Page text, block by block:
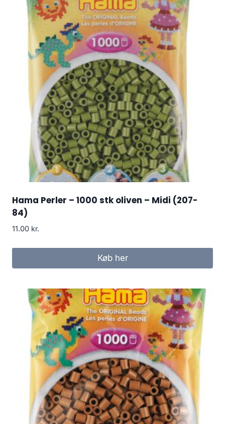
Hama Perler – 1000 stk oliven – Midi (207-
84)
11.00 kr.
Køb her